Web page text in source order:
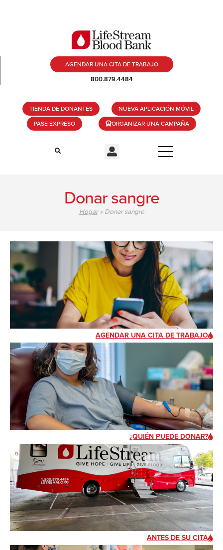
AGENDAR UNA CITA DE TRABAJO
800.879.4484
TIENDA DE DONANTES
NUEVA APLICACIÓN MÓVIL
PASE EXPRESO
ORGANIZAR UNA CAMPAÑA
Donar sangre
Hogar» Donar sangre
AGENDAR UNA CITA DE TRABAJO
¿QUIÉN PUEDE DONAR?
ANTES DE SU CITA